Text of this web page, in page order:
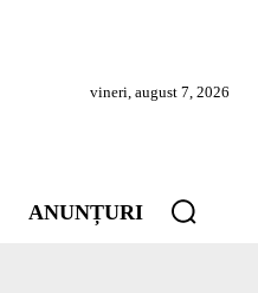
vineri, august 7, 2026
ANUNȚURI